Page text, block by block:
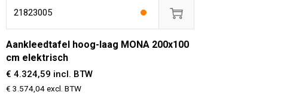
21823005
Aankleedtafel hoog-laag MONA 200x100
cm elektrisch
€ 4.324,59 incl. BTW
€ 3.574,04 excl. BTW